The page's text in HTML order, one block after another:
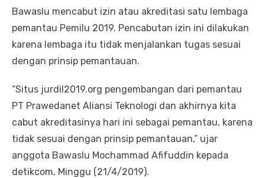
Bawaslu mencabut izin atau akreditasi satu lembaga
pemantau Pemilu 2019. Pencabutan izin ini dilakukan
karena lembaga itu tidak menjalankan tugas sesuai
dengan prinsip pemantauan.
“Situs jurdil2019.org pengembangan dari pemantau
PT Prawedanet Aliansi Teknologi dan akhirnya kita
cabut akreditasinya hari ini sebagai pemantau, karena
tidak sesuai dengan prinsip pemantauan,” ujar
anggota Bawaslu Mochammad Afifuddin kepada
detikcom, Minggu (21/4/2019).